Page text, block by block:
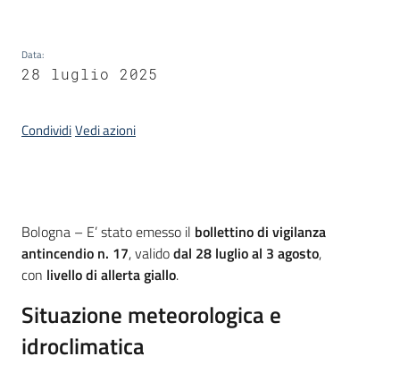
Progetti
Seguici
su
Data:
28 luglio 2025
CondividiVedi azioni
Introduzione
Bologna – E’ stato emesso il bollettino di vigilanza
antincendio n. 17, validodal 28 luglio al 3 agosto,
con livello di allerta giallo.
Situazione meteorologica e
idroclimatica